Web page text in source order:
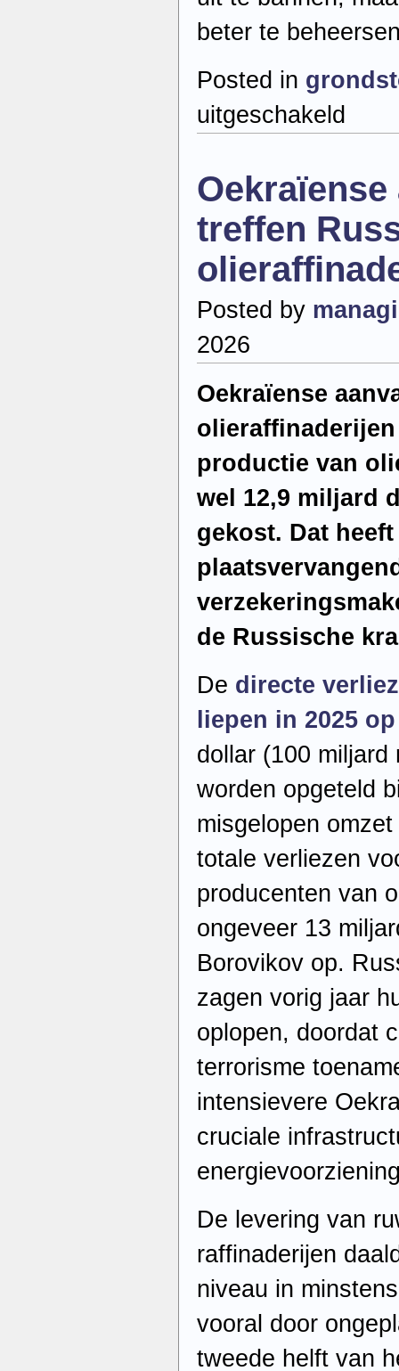
beter te
Posted in
uitgeschakeld
Amerika
bron
van
treffen
Posted by
2026
Oekraïense
productie van
wel 12,9 miljard
gekost. Dat
de Russische
De directe
liepen in 2025 op
dollar (100 miljard
worden opgeteld
misgelopen
totale verliezen
producenten van
ongeveer 13
Borovikov op.
zagen vorig jaar
oplopen, doordat
terrorisme
intensievere
cruciale
De levering van
raffinaderijen
niveau in
vooral door
tweede helft van